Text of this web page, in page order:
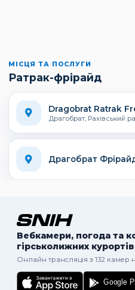
МІСЦЯ ТА ПОСЛУГИ
Ратрак-фрірайд
Dragobrat Ratrak
Драгобрат, Рахівський
Драгобрат
Вебкамери, погода та
гірськолижних
Онлайн трансляція з 132 камер